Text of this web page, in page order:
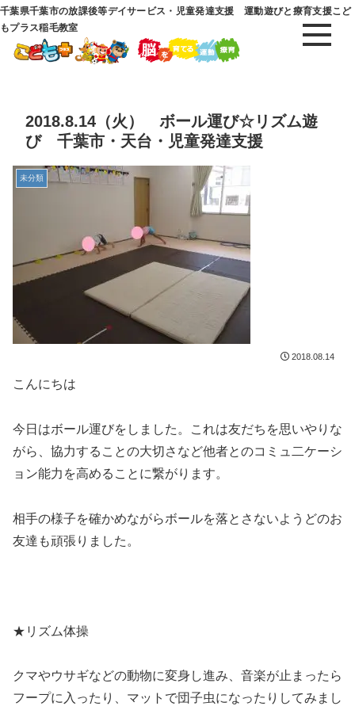
千葉県千葉市の放課後等デイサービス・児童発達支援 運動遊びと療育支援こど
もプラス稲毛教室
2018.8.14（火） ボール運び☆リズム遊
び 千葉市・天台・児童発達支援
未分類
2018.08.14
こんにちは
今日はボール運びをしました。これは友だちを思いやりな
がら、協力することの大切さなど他者とのコミュ二ケーシ
ョン能力を高めることに繋がります。
相手の様子を確かめながらボールを落とさないようどのお
友達も頑張りました。
★リズム体操
クマやウサギなどの動物に変身し進み、音楽が止まったら
フープに入ったり、マットで団子虫になったりしてみまし